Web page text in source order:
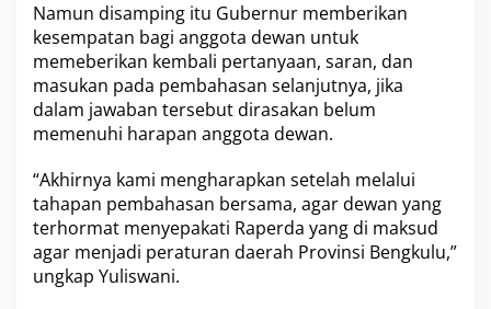
Namun disamping itu Gubernur memberikan
kesempatan bagi anggota dewan untuk
memeberikan kembali pertanyaan, saran, dan
masukan pada pembahasan selanjutnya, jika
dalam jawaban tersebut dirasakan belum
memenuhi harapan anggota dewan.
“Akhirnya kami mengharapkan setelah melalui
tahapan pembahasan bersama, agar dewan yang
terhormat menyepakati Raperda yang di maksud
agar menjadi peraturan daerah Provinsi Bengkulu,”
ungkap Yuliswani.